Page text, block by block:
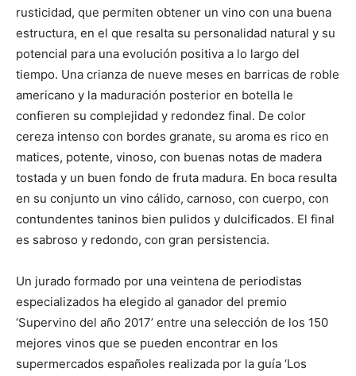
rusticidad, que permiten obtener un vino con una buena
estructura, en el que resalta su personalidad natural y su
potencial para una evolución positiva a lo largo del
tiempo. Una crianza de nueve meses en barricas de roble
americano y la maduración posterior en botella le
confieren su complejidad y redondez final. De color
cereza intenso con bordes granate, su aroma es rico en
matices, potente, vinoso, con buenas notas de madera
tostada y un buen fondo de fruta madura. En boca resulta
en su conjunto un vino cálido, carnoso, con cuerpo, con
contundentes taninos bien pulidos y dulcificados. El final
es sabroso y redondo, con gran persistencia.
Un jurado formado por una veintena de periodistas
especializados ha elegido al ganador del premio
‘Supervino del año 2017’ entre una selección de los 150
mejores vinos que se pueden encontrar en los
supermercados españoles realizada por la guía ‘Los